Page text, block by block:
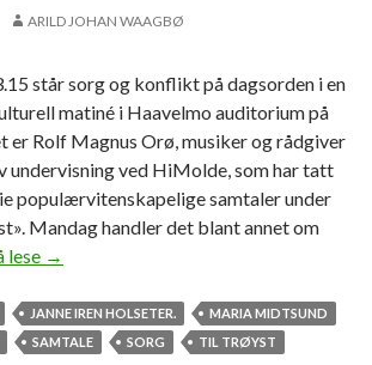
ARILD JOHAN WAAGBØ
står sorg og konflikt på dagsorden i en
matiné i Haavelmo auditorium på
er Rolf Magnus Orø, musiker og rådgiver
undervisning ved HiMolde, som har tatt
populærvitenskapelige samtaler under
Mandag handler det blant annet om
lese P
c
a
→
JANNE IREN HOLSETER.
MARIA MIDTSUND
SAMTALE SORG TIL TRØYST